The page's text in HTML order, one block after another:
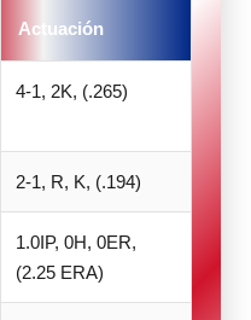
Actuación
4-1, 2K, (.265)
2-1, R, K, (.194)
1.0IP, 0H, 0ER,
(2.25 ERA)